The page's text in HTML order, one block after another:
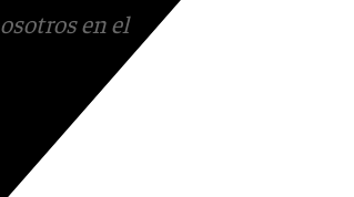
en el